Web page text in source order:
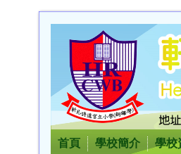
首頁 學校簡介 學校